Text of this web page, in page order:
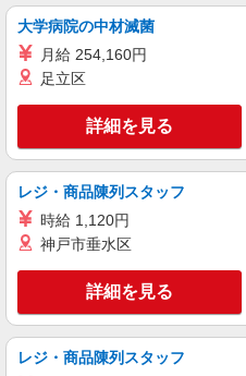
大学病院の中材滅菌
月給 254,160円
足立区
詳細を見る
レジ・商品陳列スタッフ
時給 1,120円
神戸市垂水区
詳細を見る
レジ・商品陳列スタッフ